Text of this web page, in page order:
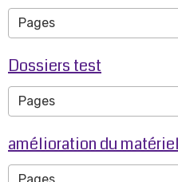
Dossiers test
amélioration du matériel